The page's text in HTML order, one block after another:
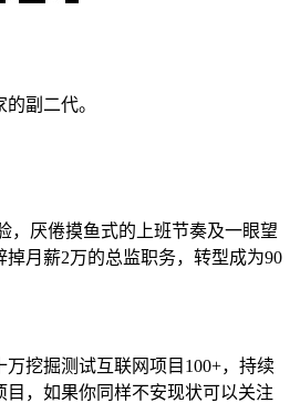
副二代。
，厌倦摸鱼式的上班节奏及一眼望
月薪2万的总监职务，转型成为90
挖掘测试互联网项目100+，持续
，如果你同样不安现状可以关注